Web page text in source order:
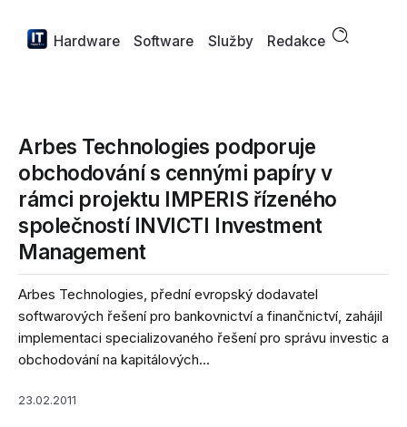
Hardware Software Služby Redakce
Arbes Technologies podporuje
obchodování s cennými papíry v
rámci projektu IMPERIS řízeného
společností INVICTI Investment
Management
Arbes Technologies, přední evropský dodavatel
softwarových řešení pro bankovnictví a finančnictví, zahájil
implementaci specializovaného řešení pro správu investic a
obchodování na kapitálových...
23.02.2011